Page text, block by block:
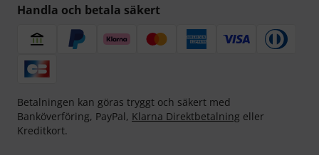
Handla och betala säkert
Betalningen kan göras tryggt och säkert med
Banköverföring, PayPal, Klarna Direktbetalning eller
Kreditkort.